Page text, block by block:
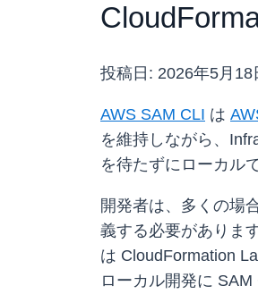
投稿日: 2026年5月18
AWS SAM CLI は
を維持しながら、
を待たずにローカル
開発者は、多くの場
義する必要がありま
は CloudFormation
ローカル開発に